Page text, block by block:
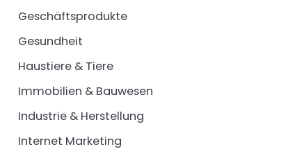
Geschäftsprodukte
Gesundheit
Haustiere & Tiere
Immobilien & Bauwesen
Industrie & Herstellung
Internet Marketing